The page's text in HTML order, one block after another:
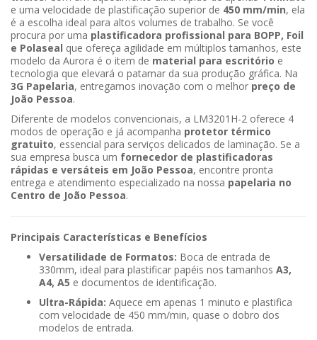
e uma velocidade de plastificação superior de 450 mm/min, ela
é a escolha ideal para altos volumes de trabalho. Se você
procura por uma plastificadora profissional para BOPP, Foil
e Polaseal que ofereça agilidade em múltiplos tamanhos, este
modelo da Aurora é o item de material para escritório e
tecnologia que elevará o patamar da sua produção gráfica. Na
3G Papelaria, entregamos inovação com o melhor preço de
João Pessoa.
Diferente de modelos convencionais, a LM3201H-2 oferece 4
modos de operação e já acompanha protetor térmico
gratuito, essencial para serviços delicados de laminação. Se a
sua empresa busca um fornecedor de plastificadoras
rápidas e versáteis em João Pessoa, encontre pronta
entrega e atendimento especializado na nossa papelaria no
Centro de João Pessoa.
Principais Características e Benefícios
Versatilidade de Formatos: Boca de entrada de
330mm, ideal para plastificar papéis nos tamanhos A3,
A4, A5 e documentos de identificação.
Ultra-Rápida: Aquece em apenas 1 minuto e plastifica
com velocidade de 450 mm/min, quase o dobro dos
modelos de entrada.